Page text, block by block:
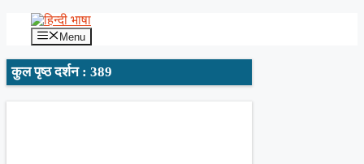
Menu
कुल पृष्ठ दर्शन : 389